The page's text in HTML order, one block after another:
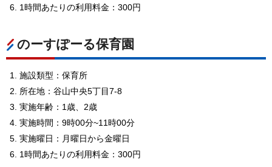
1時間あたりの利用料金：300円
のーすぽーる保育園
施設類型：保育所
所在地：谷山中央5丁目7-8
実施年齢：1歳、2歳
実施時間：9時00分~11時00分
実施曜日：月曜日から金曜日
1時間あたりの利用料金：300円